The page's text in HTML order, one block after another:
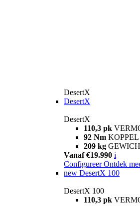
DesertX
DesertX
DesertX
110,3 pk
92 Nm KOPPEL
209 kg
Vanaf €19.990 i
Configureer Ontdek
new DesertX 100
DesertX 100
110,3 pk